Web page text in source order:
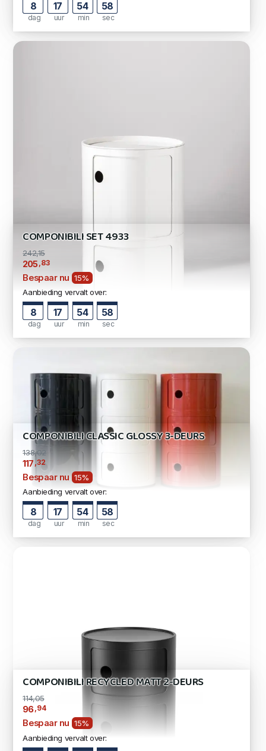
8
dag
17
uur
54
min
57
sec
COMPONIBILI SET 4933
242,15
205,83
Bespaar nu 15%
Aanbieding vervalt over:
8
dag
17
uur
54
min
57
sec
COMPONIBILI CLASSIC GLOSSY 3-DEURS
138,02
117 ,32
Bespaar nu 15%
Aanbieding vervalt over:
8
dag
17
uur
54
min
57
sec
COMPONIBILI RECYCLED MATT 2-DEURS
114,05
96,94
Bespaar nu 15%
Aanbieding vervalt over: